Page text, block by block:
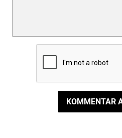
KOMMENTAR